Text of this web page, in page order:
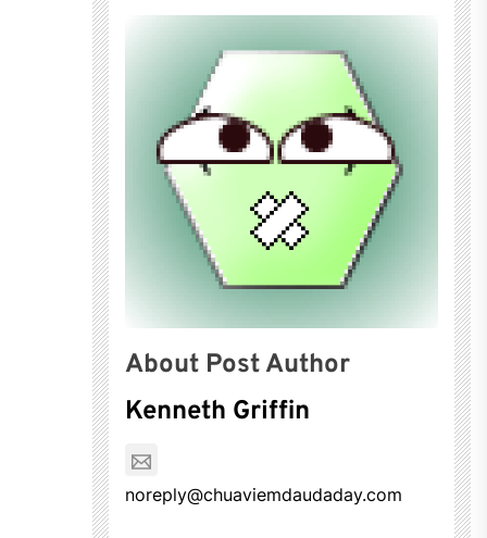
About Post Author
Kenneth Griffin
noreply@chuaviemdaudaday.com